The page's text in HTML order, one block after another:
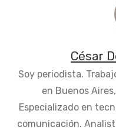
César
Soy periodista.
en Buenos
Especializado en
comunicación.